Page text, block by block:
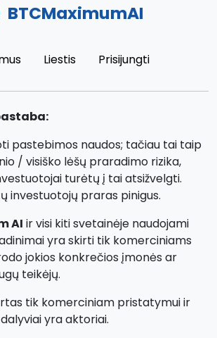
BTCMaximumAI
Liestis Prisijungti
pastebimos naudos; tačiau tai taip
/ visiško lėšų praradimo rizika,
turėtų į tai atsižvelgti.
investuotojų praras pinigus.
AI ir visi kiti svetainėje naudojami
yra skirti tik komerciniams
jokios konkrečios įmonės ar
teikėjų.
tik komerciniam pristatymui ir
yra aktoriai.